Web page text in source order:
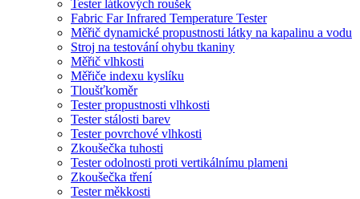
Tester látkových roušek
Fabric Far Infrared Temperature Tester
Měřič dynamické propustnosti látky na kapalinu a vodu
Stroj na testování ohybu tkaniny
Měřič vlhkosti
Měřiče indexu kyslíku
Tloušťkoměr
Tester propustnosti vlhkosti
Tester stálosti barev
Tester povrchové vlhkosti
Zkoušečka tuhosti
Tester odolnosti proti vertikálnímu plameni
Zkoušečka tření
Tester měkkosti